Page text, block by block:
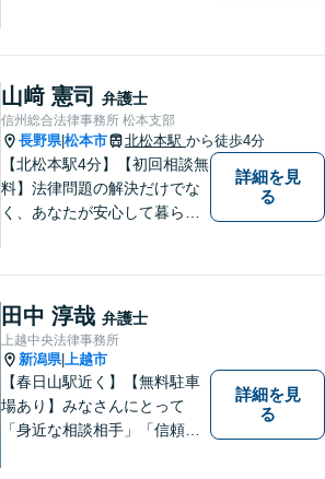
なたのお悩みをお聞かせくだ
さい。どのようなご相談でも
真摯に向き合い、解決まで全
力で伴走します。【地域密着
型の法律事務所】
山﨑 憲司 弁護士
信州総合法律事務所 松本支部
長野県|松本市 北松本駅 から徒歩4分
【北松本駅4分】【初回相談無
料】法律問題の解決だけでな
く、あなたが安心して暮らせ
せください。お気持ちに寄り
添い、より良い選択ができる
よう全力を尽くします。【法
テラス利用可】
詳細を見
る
田中 淳哉 弁護士
上越中央法律事務所
新潟県| 上越市
【春日山駅近く】【無料駐車
場あり】みなさんにとって
「身近な相談相手」「信頼で
詳細を見
る